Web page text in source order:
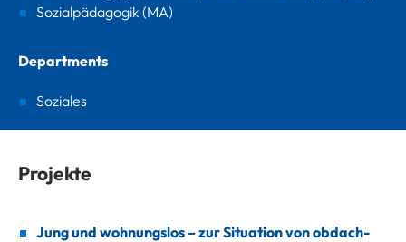
Sozialpädagogik (MA)
Departments
Soziales
Projekte
Jung und wohnungslos – zur Situation von obdach-